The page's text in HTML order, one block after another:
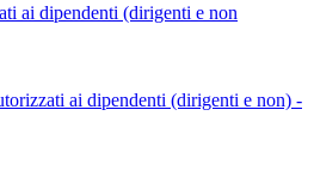
ai dipendenti (dirigenti e non
ai dipendenti (dirigenti e non) -